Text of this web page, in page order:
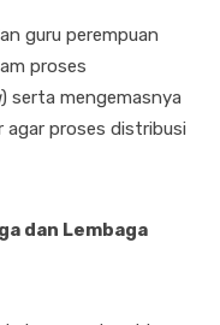
guru perempuan
proses
) serta mengemasnya
agar proses distribusi
dan Lembaga